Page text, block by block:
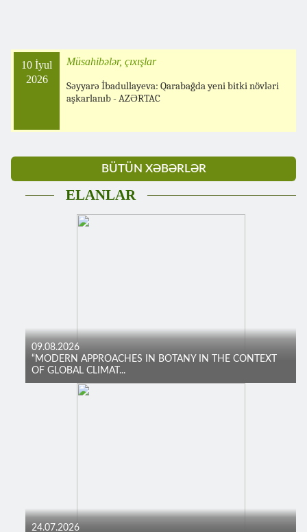
10 İyul
2026
Müsahibələr, çıxışlar
Səyyarə İbadullayeva: Qarabağda yeni bitki növləri
aşkarlanıb - AZƏRTAC
BÜTÜN XƏBƏRLƏR
ELANLAR
09.08.2026
“MODERN APPROACHES IN BOTANY IN THE CONTEXT
OF GLOBAL CLIMAT...
24.07.2026